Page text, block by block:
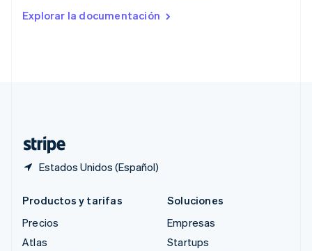
Explorar la documentación
Estados Unidos (Español)
English
Productos y tarifas
Precios
Atlas
Soluciones
Empresas
Startups